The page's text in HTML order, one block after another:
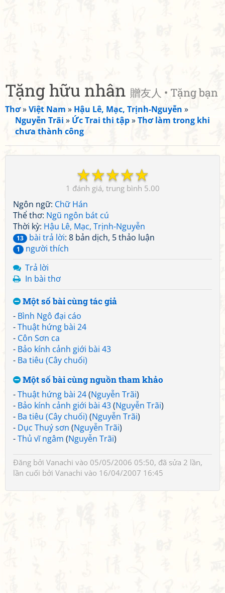
Tặng hữu nhân 贈友人 • Tặng bạn
Thơ»Việt Nam » Hậu Lê, Mạc, Trịnh-Nguyễn »
Nguyễn Trãi » Ức Trai thi tập»Thơ làm trong khi
chưa thành công
☆
☆
☆
☆
☆
1 5.00
Ngôn ngữ: Chữ Hán
Thể thơ: Ngũ ngôn bát cú
Thời kỳ: Hậu Lê, Mạc, Trịnh-Nguyễn
13 bài trả lời: 8 bản dịch, 5 thảo luận
1
người thích
Trả lời
In bài thơ
Một số bài cùng tác giả
- Bình Ngô đại cáo
-Thuật hứng bài 24
- Côn Sơn ca
- Bảo kính cảnh giới bài 43
- Ba tiêu (Cây chuối)
Một số bài cùng nguồn tham khảo
-Thuật hứng bài 24(Nguyễn Trãi)
- Bảo kính cảnh giới bài 43(Nguyễn Trãi)
- Ba tiêu (Cây chuối) (Nguyễn Trãi)
- Dục Thuý sơn (Nguyễn Trãi)
-Thủ vĩ ngâm (Nguyễn Trãi)
Đăng bởi Vanachi vào 05/05/2006 05:50, đã sửa 2 lần,
lần cuối bởi Vanachi vào 16/04/2007 16:45